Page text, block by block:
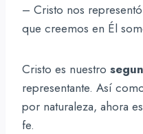
– Cristo nos
que creemos en Él
Cristo es nuestro
representante. Así
por naturaleza, ahora
fe.